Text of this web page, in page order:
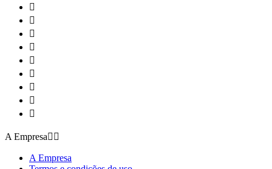









A Empresa 
A Empresa